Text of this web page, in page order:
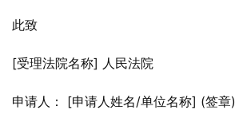
此致
[受理法院名称] 人民法院
申请人： [申请人姓名/单位名称] (签章)